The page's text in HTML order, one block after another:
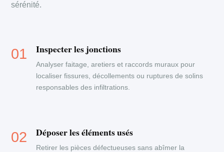
sérénité.
Inspecter les jonctions
Analyser faitage, aretiers et raccords muraux pour
localiser fissures, décollements ou ruptures de solins
responsables des infiltrations.
Déposer les éléments usés
Retirer les pièces défectueuses sans abîmer la